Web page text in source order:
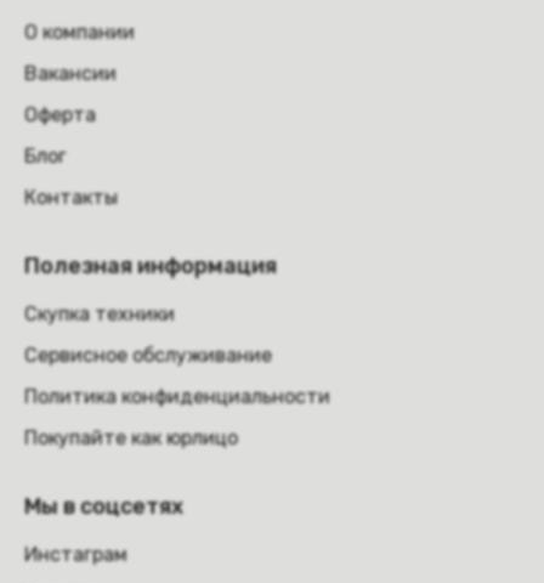
О компании
Вакансии
Оферта
Блог
Контакты
Полезная информация
Скупка техники
Сервисное обслуживание
Политика конфиденциальности
Покупайте как юрлицо
Мы в соцсетях
Инстаграм